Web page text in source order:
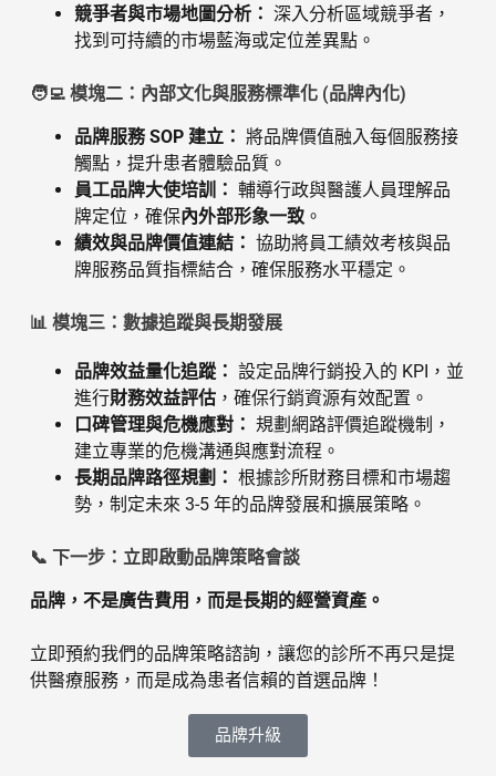
競爭者與市場地圖分析： 深入分析區域競爭者，
找到可持續的市場藍海或定位差異點。
🧑‍💻 模塊二：內部文化與服務標準化 (品牌內化)
品牌服務 SOP 建立： 將品牌價值融入每個服務接
觸點，提升患者體驗品質。
員工品牌大使培訓： 輔導行政與醫護人員理解品
牌定位，確保內外部形象一致。
績效與品牌價值連結： 協助將員工績效考核與品
牌服務品質指標結合，確保服務水平穩定。
📊 模塊三：數據追蹤與長期發展
品牌效益量化追蹤： 設定品牌行銷投入的 KPI，並
進行財務效益評估，確保行銷資源有效配置。
口碑管理與危機應對： 規劃網路評價追蹤機制，
建立專業的危機溝通與應對流程。
長期品牌路徑規劃： 根據診所財務目標和市場趨
勢，制定未來 3-5 年的品牌發展和擴展策略。
📞 下一步：立即啟動品牌策略會談
品牌，不是廣告費用，而是長期的經營資產。
立即預約我們的品牌策略諮詢，讓您的診所不再只是提
供醫療服務，而是成為患者信賴的首選品牌！
品牌升級